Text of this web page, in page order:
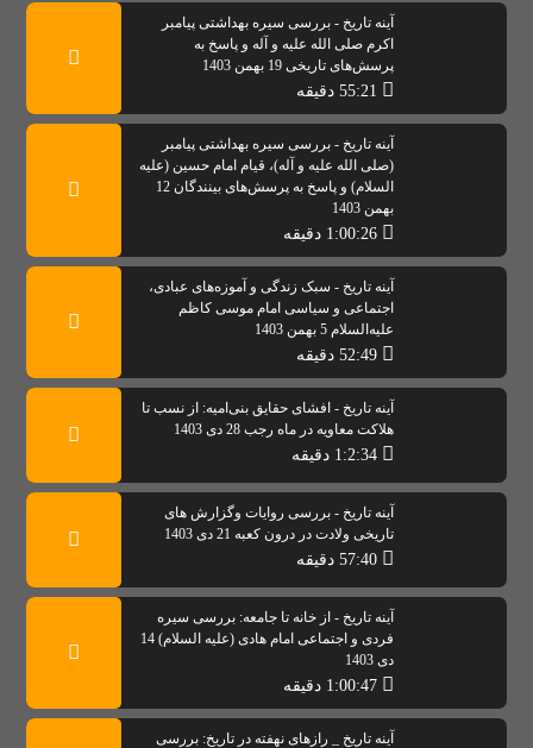
آینه تاریخ - بررسی سیره بهداشتی پیامبر
اکرم صلی الله علیه و آله و پاسخ به
پرسش‌های تاریخی 19 بهمن 1403
آینه تاریخ - بررسی سیره بهداشتی پیامبر
(صلی الله علیه و آله)، قیام امام حسین (علیه
السلام) و پاسخ به پرسش‌های بینندگان 12
بهمن 1403
آینه تاریخ - سبک زندگی و آموزه‌های عبادی،
اجتماعی و سیاسی امام موسی کاظم
علیه‌السلام 5 بهمن 1403
آینه تاریخ - افشای حقایق بنی‌امیه: از نسب تا
هلاکت معاویه در ماه رجب 28 دی 1403
آینه تاریخ - بررسی روایات و‌گزارش های
تاریخی ولادت در درون کعبه 21 دی 1403
آینه تاریخ - از خانه تا جامعه: بررسی سیره
فردی و اجتماعی امام هادی (علیه السلام) 14
دی 1403
آینه تاریخ _ رازهای نهفته در تاریخ: بررسی